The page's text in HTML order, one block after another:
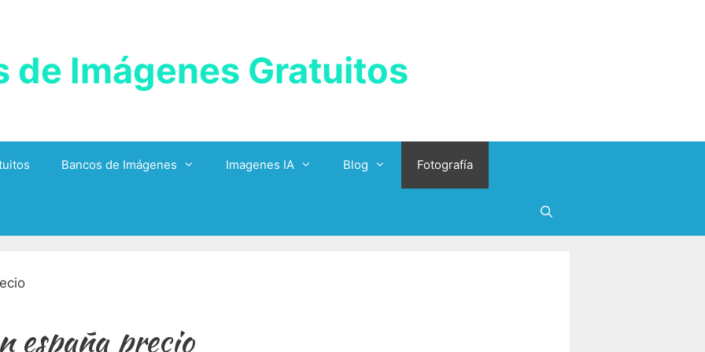
de Imágenes Gratuitos
Bancos de Imágenes Imagenes IA Blog Fotografía
españa precio